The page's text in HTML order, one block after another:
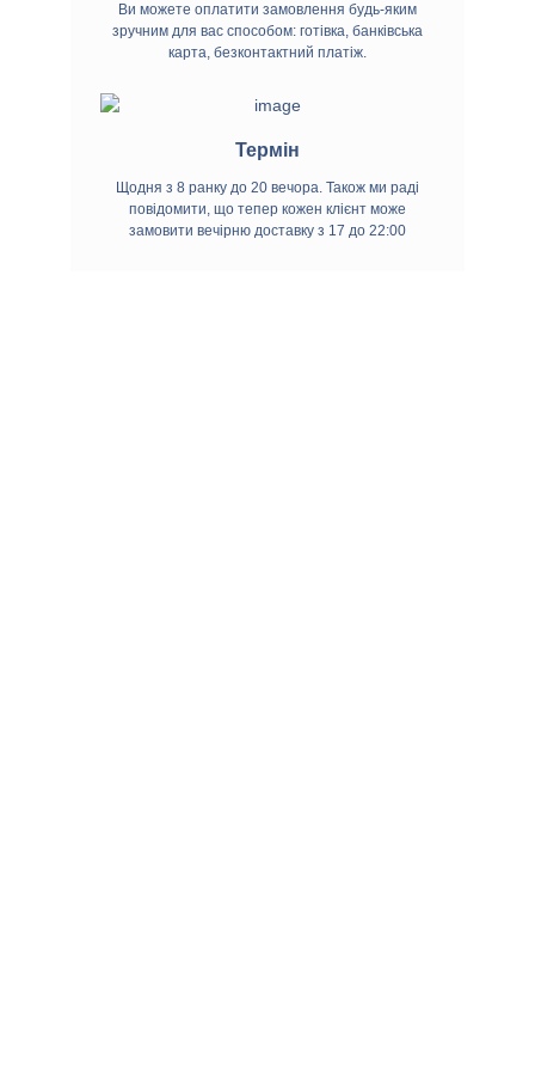
пак 20 шт или выбрать другие вкусы
пакетированного чая. Чай упакован в
фильтр-пакеты с удобным держателем
для ушка кружки.
приготовления:для лучших вкусовых
заваривать чай горячей водой
(приблизительно 100°C) в течение 5-7
Ви можете оплатити замовлення будь-яким
зручним для вас способом: готівка, банківська
карта, безконтактний платіж.
Термін
Щодня з 8 ранку до 20 вечора. Також ми раді
повідомити, що тепер кожен клієнт може
замовити вечірню доставку з 17 до 22:00